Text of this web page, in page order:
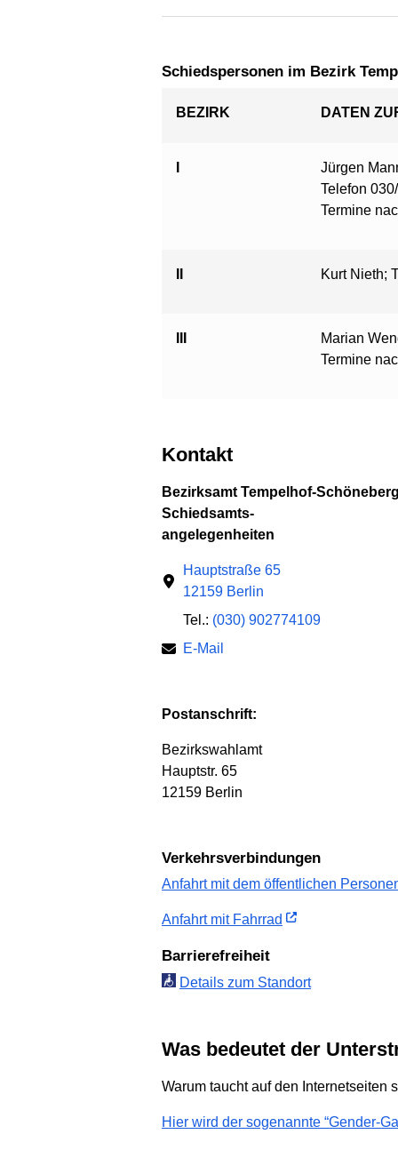
Schiedspersonen im Bezirk
BEZIRK DATEN
Jürgen
Telefon
Termine
Kurt Nieth;
Marian
Termine
Kontakt
Bezirksamt Tempelhof-
Schiedsamts-
angelegenheiten
Hauptstraße 65
12159 Berlin
Tel.: (030) 902774109
E-Mail
Postanschrift:
Bezirkswahlamt
Hauptstr. 65
12159 Berlin
Verkehrs­verbindungen
Anfahrt mit dem öffent­lichen
Anfahrt mit Fahrrad
Barriere­freiheit
Details zum Standort
Was bedeutet der
Warum taucht auf den Internetseiten
Hier wird der sogenannte “Gender-